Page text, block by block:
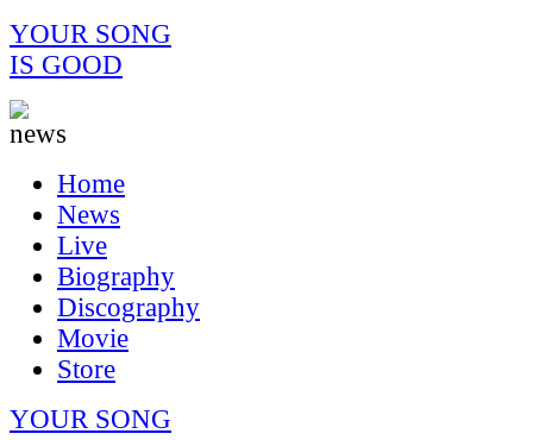
YOUR SONG
IS GOOD
Home
News
Live
Biography
Discography
Movie
Store
YOUR SONG